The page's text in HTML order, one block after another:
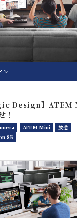
ン
Design】ATEM
！
ATEM Mini
放送
8K